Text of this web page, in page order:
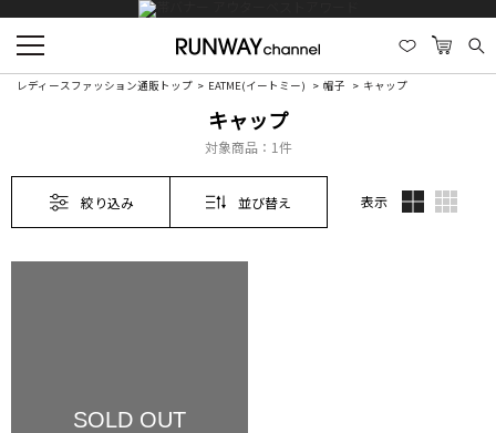
レディースファッション通販トップ EATME(イートミー) 帽子 キャップ
キャップ
対象商品： 1件
絞り込み 並び替え 表示
SOLD OUT